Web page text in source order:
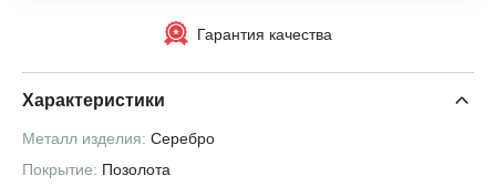
Гарантия качества
Характеристики
Металл изделия: Серебро
Покрытие: Позолота